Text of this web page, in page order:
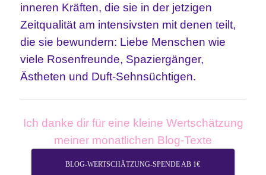
inneren Kräften, die sie in der jetzigen
Zeitqualität am intensivsten mit denen teilt,
die sie bewundern: Liebe Menschen wie
viele Rosenfreunde, Spaziergänger,
Ästheten und Duft-Sehnsüchtigen.
Ich danke dir für eine kleine Wertschätzung
meiner monatlichen Blog-Texte
BLOG-WERTSCHÄTZUNG-SPENDE AB 1€